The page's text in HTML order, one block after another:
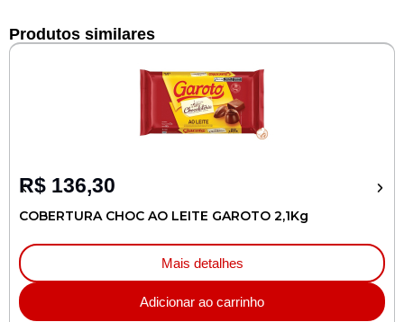
Produtos similares
R$ 136,30
COBERTURA CHOC AO LEITE GAROTO 2,1Kg
Mais detalhes
Adicionar ao carrinho